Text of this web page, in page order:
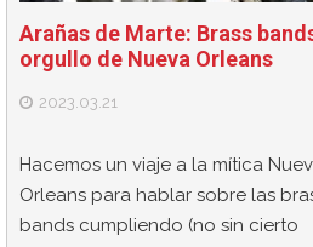
Arañas de Marte: Brass
orgullo de Nueva Orleans
2023.03.21
Hacemos un viaje a la mítica
Orleans para hablar sobre las
bands cumpliendo (no sin cierto